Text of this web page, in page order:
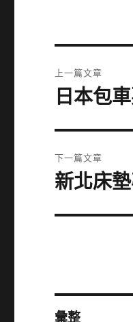
章
上一篇文章
上
篇
文
章:
日本包
下一篇文章
下
篇
新北床
彙整